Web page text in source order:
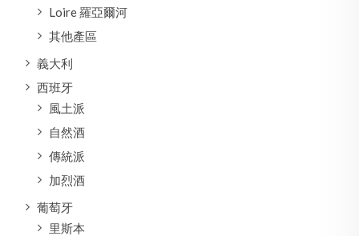
Loire 羅亞爾河
其他產區
義大利
西班牙
風土派
自然酒
傳統派
加烈酒
葡萄牙
里斯本